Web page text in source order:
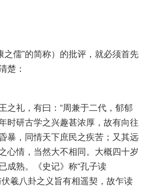
之儒”的简称）的批评，就必须首先
楚：
之礼，有曰：“周兼于二代，郁郁
时研古学之兴趣甚浓厚，故有向往
暴，同情天下庶民之疾苦；又其远
心情，当然大不相同。大概四十岁
成熟。《史记》称“孔子读
羲八卦之义旨有相遥契，故乍读